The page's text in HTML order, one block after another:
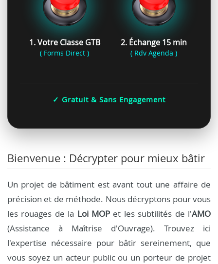
1. Votre Classe GTB
( Forms Direct )
2. Échange 15 min
( Rdv Agenda )
✓ Gratuit & Sans Engagement
Bienvenue : Décrypter pour mieux bâtir
Un projet de bâtiment est avant tout une affaire de
précision et de méthode. Nous décryptons pour vous
les rouages de la Loi MOP et les subtilités de l'AMO
(Assistance à Maîtrise d'Ouvrage). Trouvez ici
l'expertise nécessaire pour bâtir sereinement, que
vous soyez un acteur public ou un porteur de projet